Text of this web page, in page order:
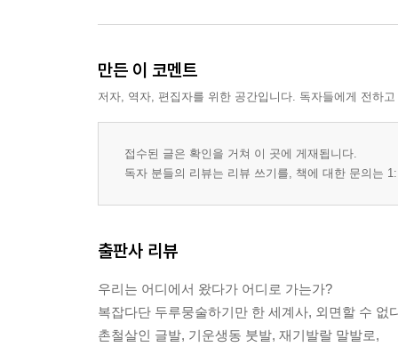
만든 이 코멘트
저자, 역자, 편집자를 위한 공간입니다. 독자들에게 전하
접수된 글은 확인을 거쳐 이 곳에 게재됩니다.
독자 분들의 리뷰는 리뷰 쓰기를, 책에 대한 문의는
출판사 리뷰
우리는 어디에서 왔다가 어디로 가는가?
복잡다단 두루뭉술하기만 한 세계사, 외면할 수 없
촌철살인 글발, 기운생동 붓발, 재기발랄 말발로,